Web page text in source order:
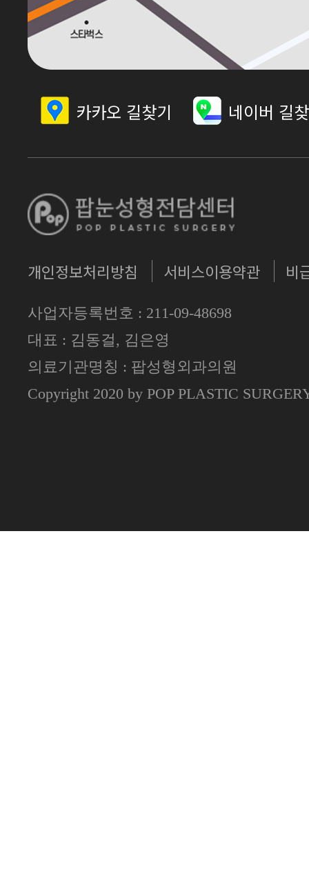
카카오 길찾기 네이버 길
개인정보처리방침 서비스이용약관 비
사업자등록번호 : 211-09-48698
대표 : 김동걸, 김은영
의료기관명칭 : 팝성형외과의원
Copyright 2020 by POP PLASTIC